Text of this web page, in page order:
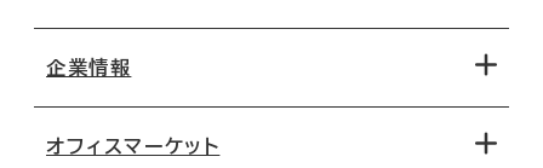
地図から探す
路線・駅から探す
移転コストシミュレーション
企業情報
オフィスマーケット